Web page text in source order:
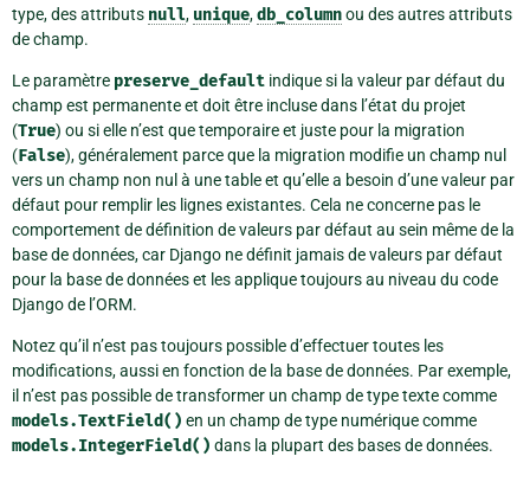
type, des attributs null, unique,db_columnou des autres attributs
de champ.
Le paramètre preserve_default indique si la valeur par défaut du
champ est permanente et doit être incluse dans l’état du projet
(True) ou si elle n’est que temporaire et juste pour la migration
(False), généralement parce que la migration modifie un champ nul
vers un champ non nul à une table et qu’elle a besoin d’une valeur par
défaut pour remplir les lignes existantes. Cela ne concerne pas le
comportement de définition de valeurs par défaut au sein même de la
base de données, car Django ne définit jamais de valeurs par défaut
pour la base de données et les applique toujours au niveau du code
Django de l’ORM.
Notez qu’il n’est pas toujours possible d’effectuer toutes les
modifications, aussi en fonction de la base de données. Par exemple,
il n’est pas possible de transformer un champ de type texte comme
models.TextField() en un champ de type numérique comme
models.IntegerField() dans la plupart des bases de données.